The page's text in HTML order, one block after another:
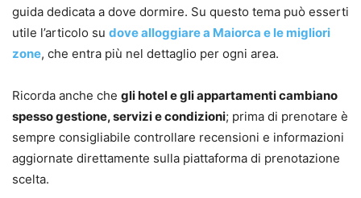
guida dedicata a dove dormire. Su questo tema può esserti
utile l’articolo su dove alloggiare a Maiorca e le migliori
zone, che entra più nel dettaglio per ogni area.
Ricorda anche che gli hotel e gli appartamenti cambiano
spesso gestione, servizi e condizioni; prima di prenotare è
sempre consigliabile controllare recensioni e informazioni
aggiornate direttamente sulla piattaforma di prenotazione
scelta.